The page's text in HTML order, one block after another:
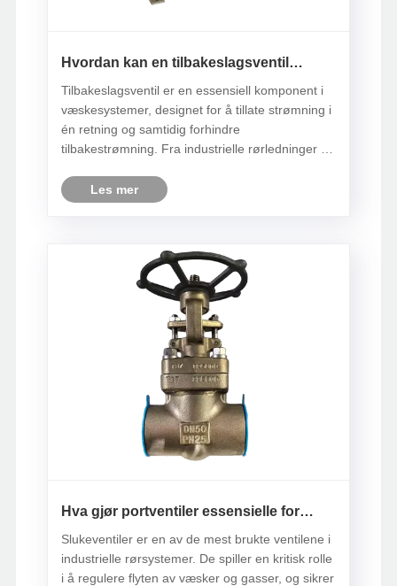
Hvordan kan en tilbakeslagsventil
Tilbakeslagsventil er en essensiell komponent i
væskesystemer, designet for å tillate strømning i
én retning og samtidig forhindre
tilbakestrømning. Fra industrielle rørledninger til
tilbakeslagsventiler for jevn drift, reduserer
utstyrsskader og opprettholder sikkerhet......
Les mer
Hva gjør portventiler essensielle for
Slukeventiler er en av de mest brukte ventilene i
industrielle rørsystemer. De spiller en kritisk rolle
i å regulere flyten av væsker og gasser, og sikrer